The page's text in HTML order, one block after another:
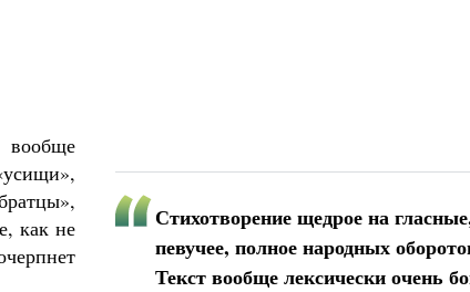
Стихотворение щедрое на
певучее, полное народных
Текст вообще лексически очень
вообще
как не